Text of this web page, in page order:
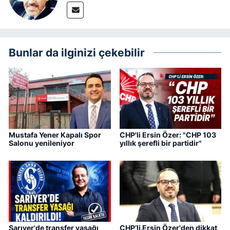
Bunlar da ilginizi çekebilir
Mustafa Yener Kapalı Spor
Salonu yenileniyor
CHP'li Ersin Özer: "CHP 103
yıllık şerefli bir partidir"
Sarıyer'de transfer yasağı CHP’li Ersin Özer'den dikkat